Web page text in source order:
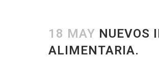
18 MAY NUEVOS
ALIMENTARIA.